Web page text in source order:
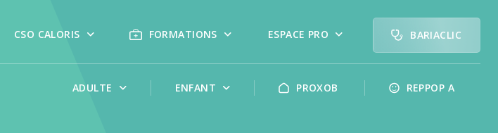
CSO CALORIS FORMATIONS ESPACE PRO BARIACLIC
ADULTE ENFANT PROXOB REPPOP A